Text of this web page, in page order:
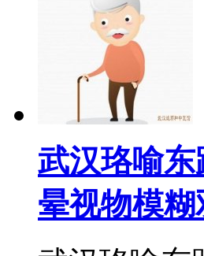
武汉珞喻
晕视物模